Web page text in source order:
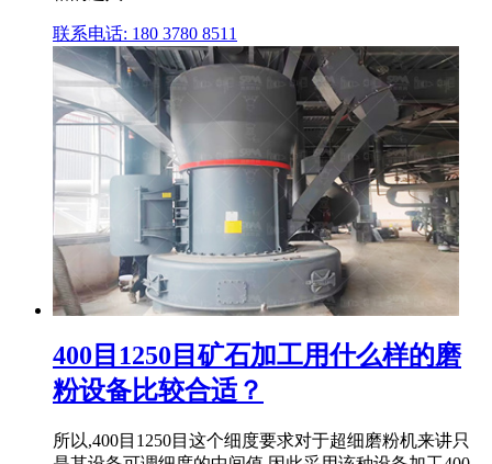
联系电话: 180 3780 8511
400目1250目矿石加工用什么样的磨
粉设备比较合适？
所以,400目1250目这个细度要求对于超细磨粉机来讲只